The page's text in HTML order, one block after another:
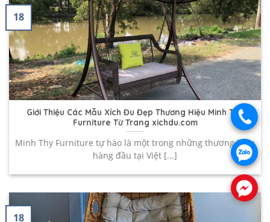
Giới Thiệu Các Mẫu Xích Đu Đẹp Thương Hiệu Minh Thy
Furniture Từ Trang xichdu.com
Minh Thy Furniture tự hào là một trong những thương hiệu
hàng đầu tại Việt [...]
18
18
.
.
.